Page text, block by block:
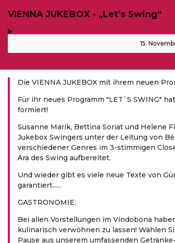
VIENNA JUKEBOX - „Let’s Swing“
15.
Die VIENNA JUKEBOX mit ihrem neuen
Für ihr neues Programm "LET`S SWING"
formiert!
Susanne Marik, Bettina Soriat und Helene
Jukebox Swingers unter der Leitung von
verschiedener Genres im 3-stimmigen
Ära des Swing aufbereitet.
Und wieder gibt es viele neue Texte von
garantiert......
GASTRONOMIE:
Bei allen Vorstellungen im Vindobona
kulinarisch verwöhnen zu lassen! Wählen
Pause aus unserem umfassenden